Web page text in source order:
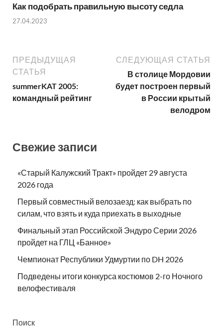
Как подобрать правильную высоту седла
27.04.2023
ПРЕДЫДУЩАЯ
СТАТЬЯ
summerKAT 2005:
командный рейтинг
СЛЕДУЮЩАЯ СТАТЬЯ
В столице Мордовии
будет построен первый
в России крытый
велодром
Свежие записи
«Старый Калужский Тракт» пройдет 29 августа
2026 года
Первый совместный велозаезд: как выбрать по
силам, что взять и куда приехать в выходные
Финальный этап Российской Эндуро Серии 2026
пройдет на ГЛЦ «Банное»
Чемпионат Республики Удмуртии по DH 2026
Подведены итоги конкурса костюмов 2-го Ночного
велофестиваля
Поиск